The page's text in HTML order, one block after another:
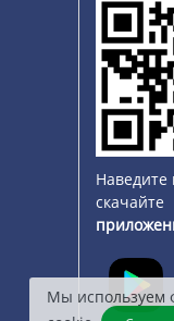
Наведите
скачайте
Мы используем